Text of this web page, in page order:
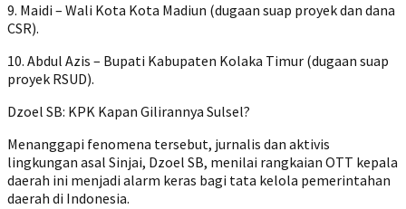
9. Maidi – Wali Kota Kota Madiun (dugaan suap proyek dan dana
CSR).
10. Abdul Azis – Bupati Kabupaten Kolaka Timur (dugaan suap
proyek RSUD).
Dzoel SB: KPK Kapan Gilirannya Sulsel?
Menanggapi fenomena tersebut, jurnalis dan aktivis
lingkungan asal Sinjai, Dzoel SB, menilai rangkaian OTT kepala
daerah ini menjadi alarm keras bagi tata kelola pemerintahan
daerah di Indonesia.